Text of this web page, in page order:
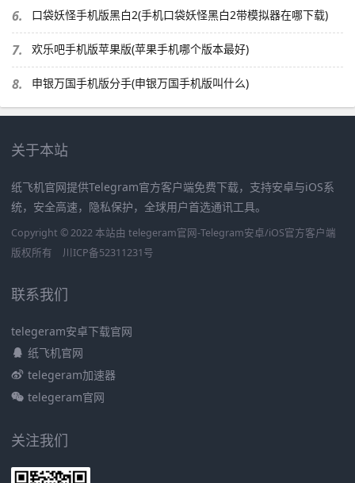
6. 口袋妖怪手机版黑白2(手机口袋妖怪黑白2带模拟器在哪下载)
7. 欢乐吧手机版苹果版(苹果手机哪个版本最好)
8. 申银万国手机版分手(申银万国手机版叫什么)
关于本站
纸飞机官网提供Telegram官方客户端免费下载，支持安卓与iOS系
统，安全高速，隐私保护，全球用户首选通讯工具。
Copyright © 2022 本站由 telegeram官网-Telegram安卓/iOS官方客户端
版权所有
川ICP备52311231号
联系我们
telegeram安卓下载官网
纸飞机官网
telegeram加速器
telegeram官网
关注我们